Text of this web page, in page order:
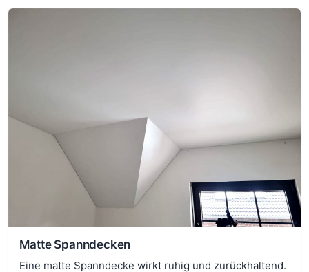
Matte Spanndecken
Eine matte Spanndecke wirkt ruhig und zurückhaltend.